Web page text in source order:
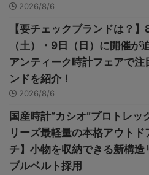
2026/8/6
【要チェックブランドは？】
（土）・9日（日）に開催が
アンティーク時計フェアで注
ンドを紹介！
2026/8/6
国産時計“カシオ”プロトレッ
リーズ最軽量の本格アウトド
チ】小物を収納できる新構造
ブルベルト採用